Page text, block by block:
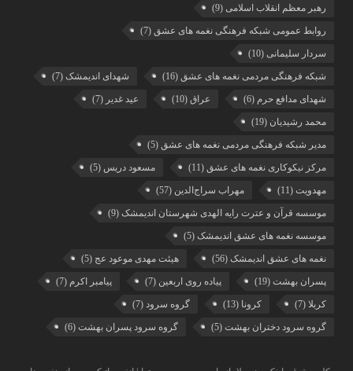
رهبر معظم انقلاب اسلامی (9)
روابط عمومی شبکه فرهنگی نغمه های عشق (7)
سردار سلیمانی (10)
شبکه فرهنگی مردمی نغمه های عشق (16) شهدای اندیمشک (7)
شهدای مدافع حرم (6) عراق (10) عید غدیر (7)
محمد رشیدیان (19)
مدیر شبکه فرهنگی مردمی نغمه های عشق (5)
مرکز نیکوکاری نغمه های عشق (11) مسعود دریس (5)
مهدویت (11) مهراب سراج‌الدین (57)
موسسه قرآن و عترت رایه الهدی شهرستان اندیمشک (9)
موسسه نغمه های عشق اندیمشک (5)
نغمه های عشق اندیمشک (56) هیئت مهدی موعود عج (5)
پسران بهشت (19) پیاده روی اربعین (7) پیامبر اکرم (7)
کربلا (7) کرونا (13) گروه سرود (7)
گروه سرود دختران بهشت (5) گروه سرود پسران بهشت (6)